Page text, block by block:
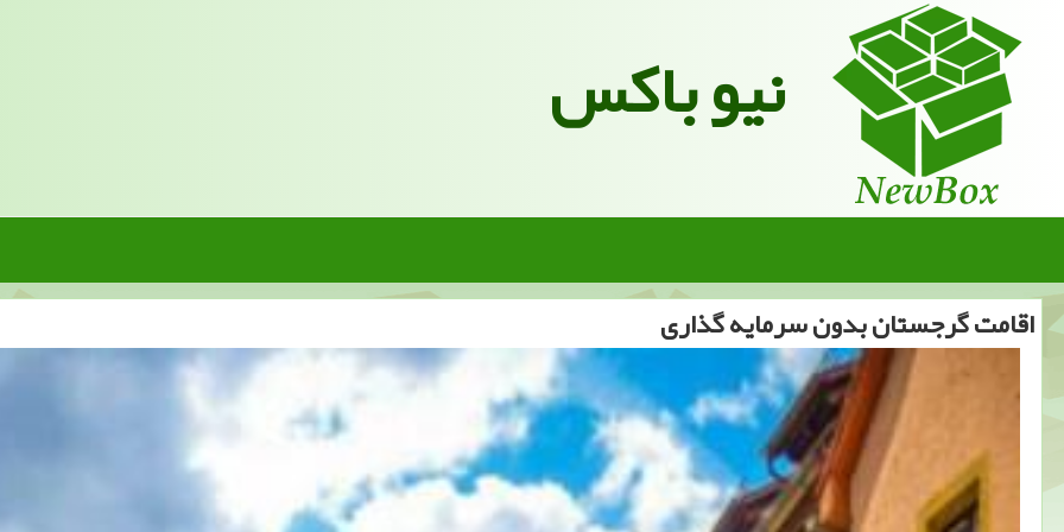
نیو باکس
اقامت گرجستان بدون سرمایه گذاری